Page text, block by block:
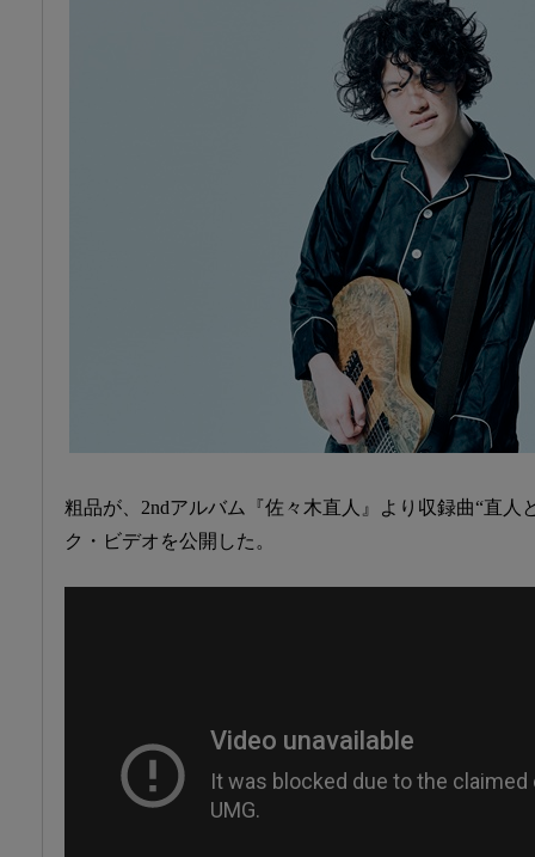
粗品が、2ndアルバム『佐々木直人』より収録曲“直人
ク・ビデオを公開した。